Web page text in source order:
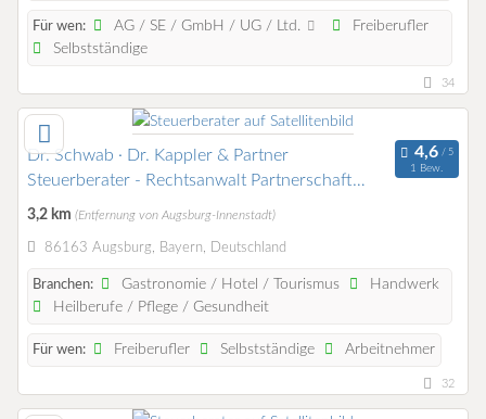
Für wen: AG / SE / GmbH / UG / Ltd.
Freiberufler
Selbstständige
34
Dr. Schwab · Dr. Kappler & Partner
Steuerberater - Rechtsanwalt Partnerschaft
mbB
1 Bew.
3,2 km (Entfernung von Augsburg-Innenstadt)
86163 Augsburg, Bayern, Deutschland
Branchen: Gastronomie / Hotel / Tourismus
Handwerk
Heilberufe / Pflege / Gesundheit
Für wen: Freiberufler Selbstständige Arbeitnehmer
32